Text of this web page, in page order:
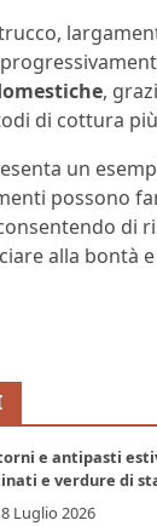
,
di cottura
un
possono
di
alla bontà
e antipasti
e verdure di
Luglio 2026